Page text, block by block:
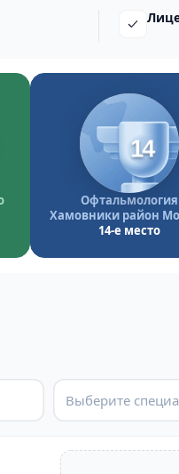
14
Офтальмология
Хамовники район
14-е место
Выберите